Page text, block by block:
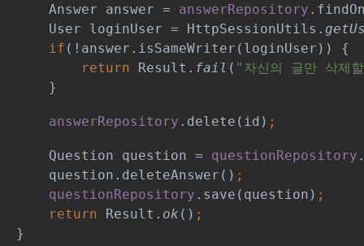
    Answer answer =
answerRepository
User loginUser = HttpSessionUtils.
    if
(!answer.isSameWriter(loginUser)) {
return Result. fail ( "자신의 글만 삭제
}
answerRepository .delete(id) ;
Question question = questionRepository
question.deleteAnswer() ;
questionRepository .save(question) ;
    return
Result. ok () ;
}